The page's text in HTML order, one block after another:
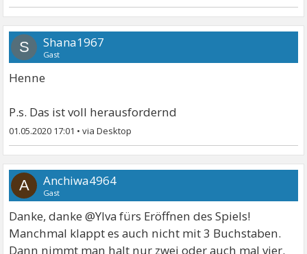
S Shana1967
Gast
Henne
P.s. Das ist voll herausfordernd
01.05.2020 17:01 •
A Anchiwa4964
Gast
Danke, danke @Ylva fürs Eröffnen des Spiels!
Manchmal klappt es auch nicht mit 3 Buchstaben.
Dann nimmt man halt nur zwei oder auch mal vier.